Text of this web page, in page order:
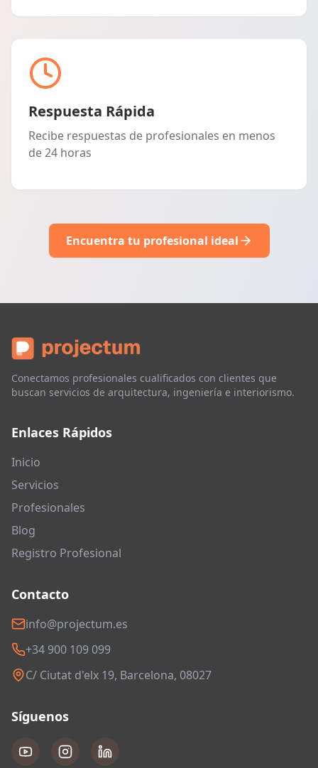
Respuesta Rápida
Recibe respuestas de profesionales en menos
de 24 horas
Encuentra tu profesional ideal
Conectamos profesionales cualificados con clientes que
buscan servicios de arquitectura, ingeniería e interiorismo.
Enlaces Rápidos
Inicio
Servicios
Profesionales
Blog
Registro Profesional
Contacto
info@projectum.es
+34 900 109 099
C/ Ciutat d'elx 19, Barcelona, 08027
Síguenos